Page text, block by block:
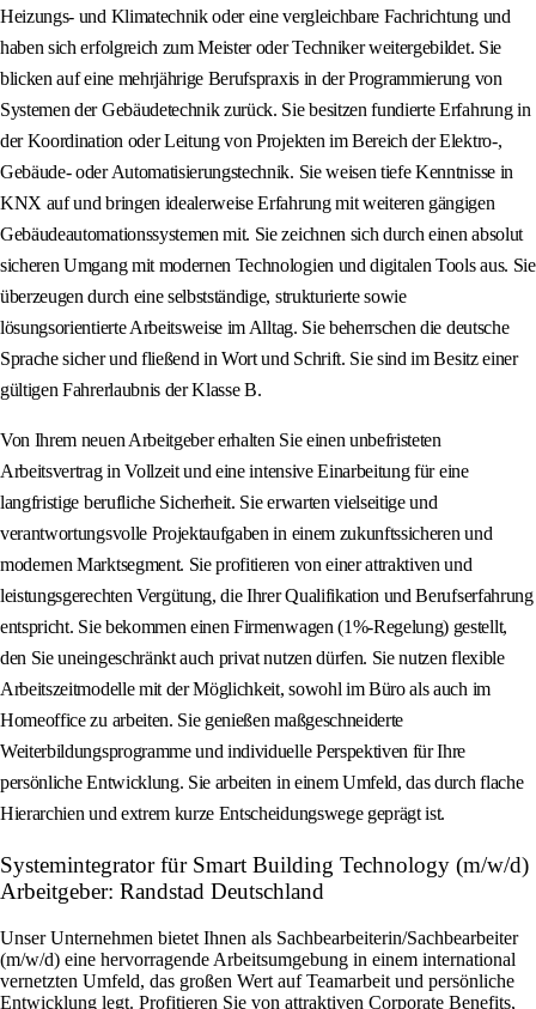
Heizungs- und Klimatechnik oder eine vergleichbare Fachrichtung und
haben sich erfolgreich zum Meister oder Techniker weitergebildet. Sie
blicken auf eine mehrjährige Berufspraxis in der Programmierung von
Systemen der Gebäudetechnik zurück. Sie besitzen fundierte Erfahrung in
der Koordination oder Leitung von Projekten im Bereich der Elektro-,
Gebäude- oder Automatisierungstechnik. Sie weisen tiefe Kenntnisse in
KNX auf und bringen idealerweise Erfahrung mit weiteren gängigen
Gebäudeautomationssystemen mit. Sie zeichnen sich durch einen absolut
sicheren Umgang mit modernen Technologien und digitalen Tools aus. Sie
überzeugen durch eine selbstständige, strukturierte sowie
lösungsorientierte Arbeitsweise im Alltag. Sie beherrschen die deutsche
Sprache sicher und fließend in Wort und Schrift. Sie sind im Besitz einer
gültigen Fahrerlaubnis der Klasse B.
Von Ihrem neuen Arbeitgeber erhalten Sie einen unbefristeten
Arbeitsvertrag in Vollzeit und eine intensive Einarbeitung für eine
langfristige berufliche Sicherheit. Sie erwarten vielseitige und
verantwortungsvolle Projektaufgaben in einem zukunftssicheren und
modernen Marktsegment. Sie profitieren von einer attraktiven und
leistungsgerechten Vergütung, die Ihrer Qualifikation und Berufserfahrung
entspricht. Sie bekommen einen Firmenwagen (1%-Regelung) gestellt,
den Sie uneingeschränkt auch privat nutzen dürfen. Sie nutzen flexible
Arbeitszeitmodelle mit der Möglichkeit, sowohl im Büro als auch im
Homeoffice zu arbeiten. Sie genießen maßgeschneiderte
Weiterbildungsprogramme und individuelle Perspektiven für Ihre
persönliche Entwicklung. Sie arbeiten in einem Umfeld, das durch flache
Hierarchien und extrem kurze Entscheidungswege geprägt ist.
Systemintegrator für Smart Building Technology (m/w/d)
Arbeitgeber: Randstad Deutschland
Unser Unternehmen bietet Ihnen als Sachbearbeiterin/Sachbearbeiter
(m/w/d) eine hervorragende Arbeitsumgebung in einem international
vernetzten Umfeld, das großen Wert auf Teamarbeit und persönliche
Entwicklung legt. Profitieren Sie von attraktiven Corporate Benefits,